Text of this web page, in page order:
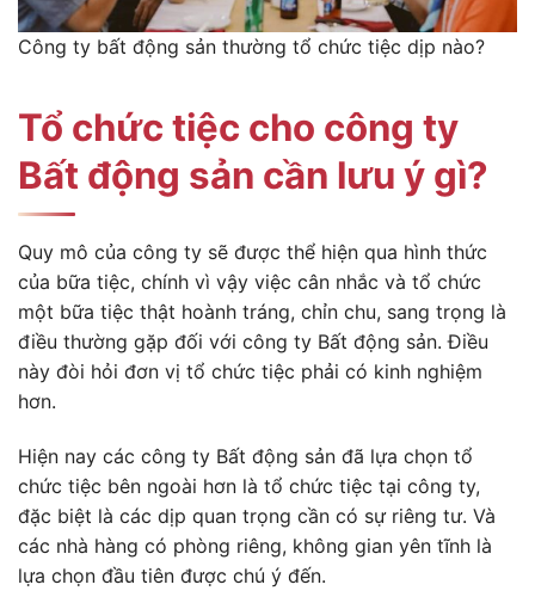
Công ty bất động sản thường tổ chức tiệc dịp nào?
Tổ chức tiệc cho công ty
Bất động sản cần lưu ý gì?
Quy mô của công ty sẽ được thể hiện qua hình thức
của bữa tiệc, chính vì vậy việc cân nhắc và tổ chức
một bữa tiệc thật hoành tráng, chỉn chu, sang trọng là
điều thường gặp đối với công ty Bất động sản. Điều
này đòi hỏi đơn vị tổ chức tiệc phải có kinh nghiệm
hơn.
Hiện nay các công ty Bất động sản đã lựa chọn tổ
chức tiệc bên ngoài hơn là tổ chức tiệc tại công ty,
đặc biệt là các dịp quan trọng cần có sự riêng tư. Và
các nhà hàng có phòng riêng, không gian yên tĩnh là
lựa chọn đầu tiên được chú ý đến.